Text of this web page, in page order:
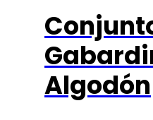
Algodón